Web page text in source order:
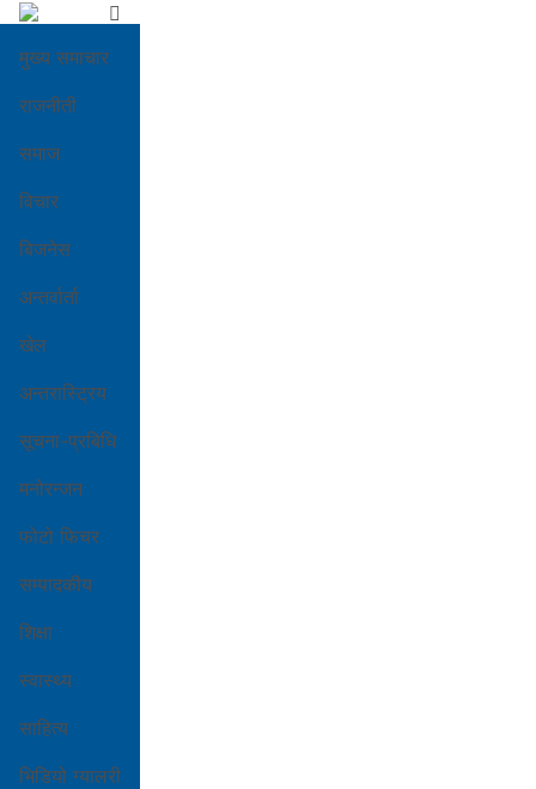
मुख्य समाचार
राजनीती
समाज
विचार
बिजनेस
अन्तर्वार्ता
खेल
अन्तरास्ट्रिय
सूचना-प्रबिधि
मनोरन्जन
फोटो फिचर
सम्पादकीय
शिक्षा
स्वास्थ्य
साहित्य
भिडियो ग्यालरी